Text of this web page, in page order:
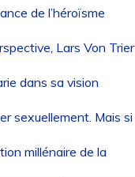
de l’héroïsme
Lars Von Trier
dans sa vision
sexuellement. Mais si
millénaire de la